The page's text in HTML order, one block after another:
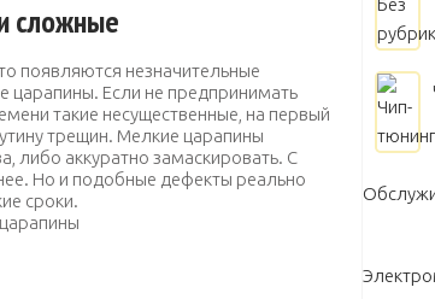
сложные
появляются незначительные
царапины. Если не предпринимать
такие несущественные, на первый
трещин. Мелкие царапины
либо аккуратно замаскировать. С
Но и подобные дефекты реально
сроки.